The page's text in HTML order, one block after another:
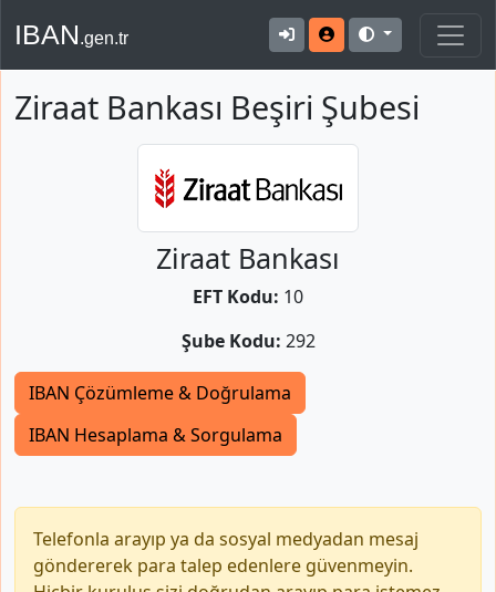
IBAN.gen.tr
Ziraat Bankası Beşiri Şubesi
Ziraat Bankası
EFT Kodu: 10
Şube Kodu: 292
IBAN Çözümleme & Doğrulama
IBAN Hesaplama & Sorgulama
Telefonla arayıp ya da sosyal medyadan mesaj
göndererek para talep edenlere güvenmeyin.